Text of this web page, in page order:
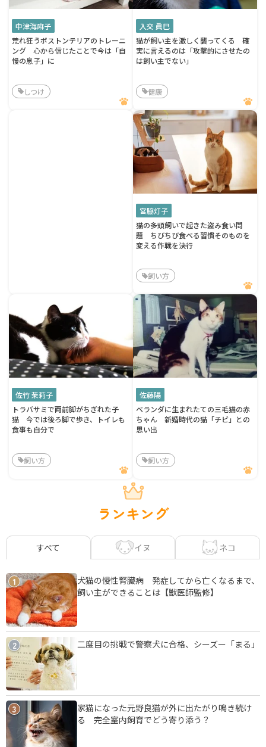
中津海麻子
荒れ狂うボストンテリアのトレーニ
ング 心から信じたことで今は「自
慢の息子」に
しつけ
入交 眞巳
猫が飼い主を激しく襲ってくる 確
実に言えるのは「攻撃的にさせたの
は飼い主でない」
健康
宮脇灯子
猫の多頭飼いで起きた盗み食い問
題 ちびちび食べる習慣そのものを
変える作戦を決行
飼い方
佐竹 茉莉子
トラバサミで両前脚がちぎれた子
猫 今では後ろ脚で歩き、トイレも
食事も自分で
飼い方
佐藤陽
ベランダに生まれたての三毛猫の赤
ちゃん 新婚時代の猫「チビ」との
思い出
飼い方
ランキング
すべて イヌ ネコ
1
犬猫の慢性腎臓病 発症してから亡くなるまで、
飼い主ができることは【獣医師監修】
2 二度目の挑戦で警察犬に合格、シーズー「まる」
3
家猫になった元野良猫が外に出たがり鳴き続け
る 完全室内飼育でどう寄り添う？